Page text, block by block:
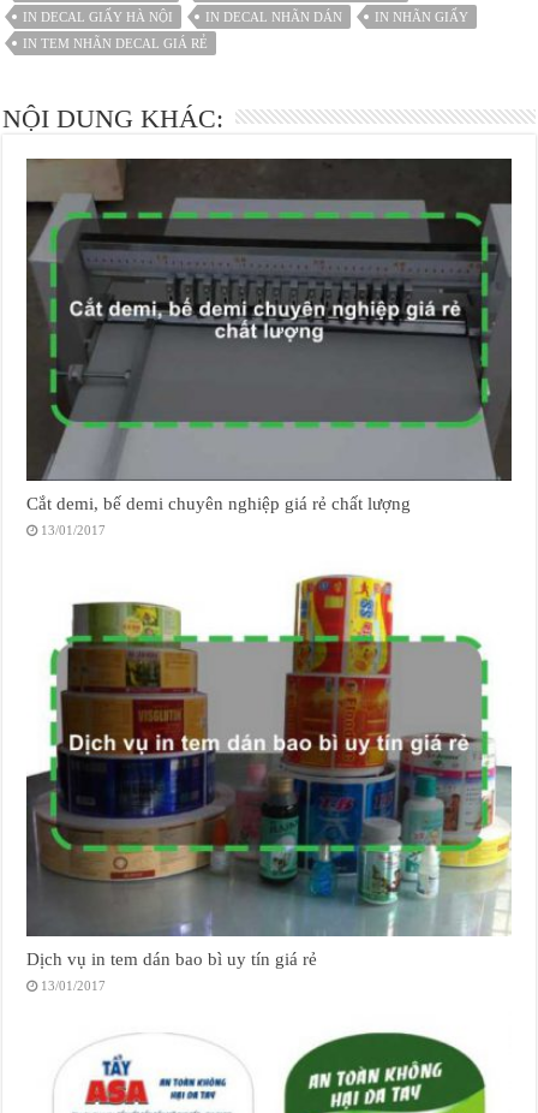
IN DECAL GIẤY HÀ NỘI
IN DECAL NHÃN DÁN
IN NHÃN GIẤY
IN TEM NHÃN DECAL GIÁ RẺ
NỘI DUNG KHÁC:
Cắt demi, bế demi chuyên nghiệp giá rẻ chất lượng
13/01/2017
Dịch vụ in tem dán bao bì uy tín giá rẻ
13/01/2017